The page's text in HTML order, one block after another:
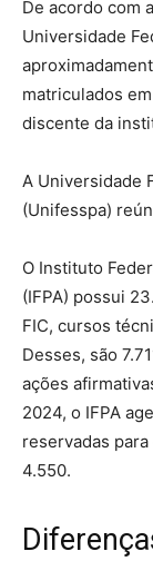
De acordo com
Universidade
matriculados
discente da
A Universidade
(Unifesspa)
O Instituto
(IFPA) possui
FIC, cursos
Desses, são
ações
2024, o IFPA
reservadas
4.550.